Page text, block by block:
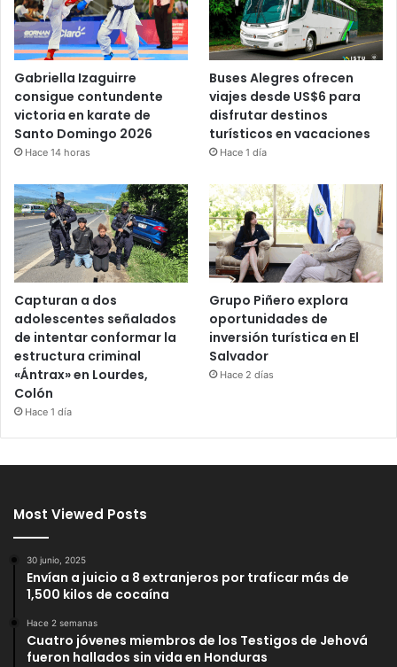
Gabriella Izaguirre
consigue contundente
victoria en karate de
Santo Domingo 2026
Hace 14 horas
Buses Alegres ofrecen
viajes desde US$6 para
disfrutar destinos
turísticos en vacaciones
Hace 1 día
Capturan a dos
adolescentes señalados
de intentar conformar la
estructura criminal
«Ántrax» en Lourdes,
Colón
Hace 1 día
Grupo Piñero explora
oportunidades de
inversión turística en El
Salvador
Hace 2 días
Most Viewed Posts
30 junio, 2025
Envían a juicio a 8 extranjeros por traficar más de
1,500 kilos de cocaína
Hace 2 semanas
Cuatro jóvenes miembros de los Testigos de Jehová
fueron hallados sin vida en Honduras